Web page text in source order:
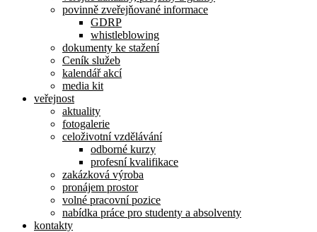
povinně zveřejňované informace
GDRP
whistleblowing
dokumenty ke stažení
Ceník služeb
kalendář akcí
media kit
veřejnost
aktuality
fotogalerie
celoživotní vzdělávání
odborné kurzy
profesní kvalifikace
zakázková výroba
pronájem prostor
volné pracovní pozice
nabídka práce pro studenty a absolventy
kontakty